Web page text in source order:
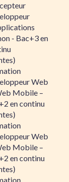
- Bac+3 en
Web
Mobile –
en continu
Web
Mobile –
en continu